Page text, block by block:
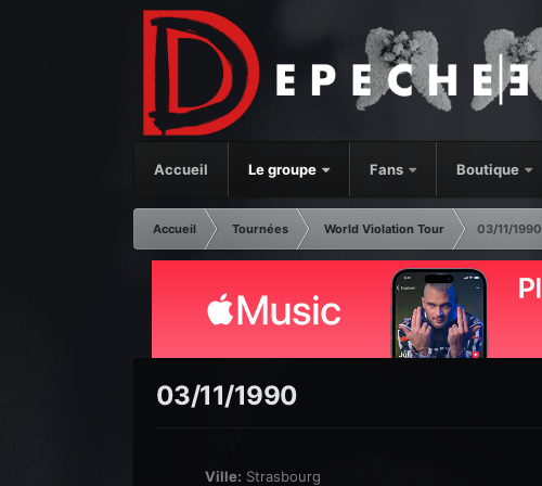
Accueil Le groupe Fans Boutique
Accueil Tournées World Violation Tour
03/11/1990
03/11/1990
Ville: Strasbourg